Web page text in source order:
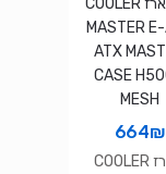
664₪
מארז COOLER